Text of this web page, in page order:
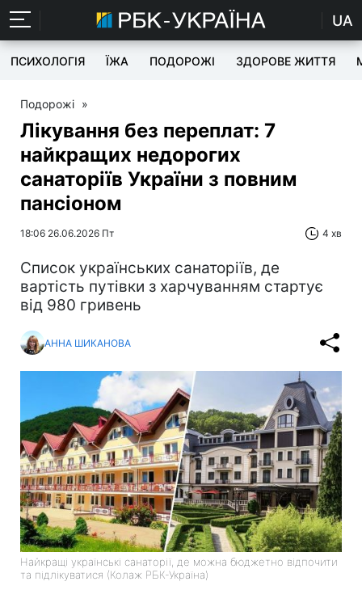
UA
ПСИХОЛОГІЯ ЇЖА ПОДОРОЖІ ЗДОРОВЕ ЖИТТЯ
Подорожі »
Лікування без переплат: 7
найкращих недорогих
санаторіїв України з повним
пансіоном
18:06 26.06.2026 Пт 4 хв
Список українських санаторіїв, де
вартість путівки з харчуванням стартує
від 980 гривень
АННА ШИКАНОВА
Найкращі українські санаторії, де можна бюджетно відпочити
та підлікуватися (Колаж РБК-Україна)